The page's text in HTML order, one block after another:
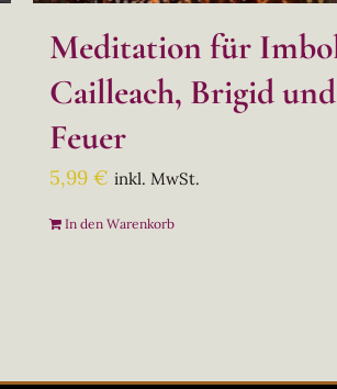
Meditation für
Cailleach, Brigid
Feuer
5,99 € inkl. MwSt.
In den Warenkorb